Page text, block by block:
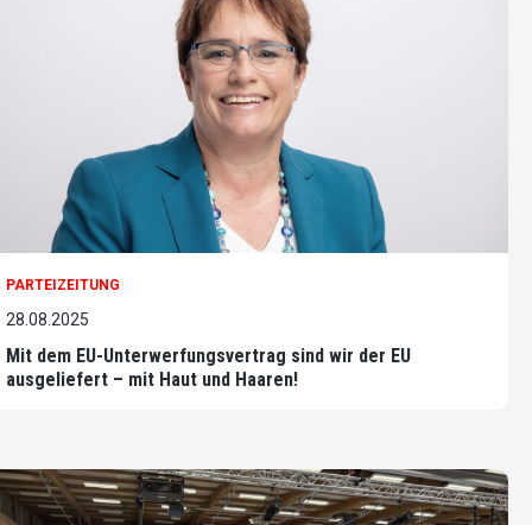
PARTEIZEITUNG
28.08.2025
Mit dem EU-Unterwerfungsvertrag sind wir der EU
ausgeliefert – mit Haut und Haaren!